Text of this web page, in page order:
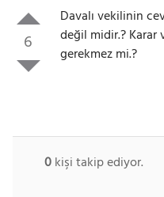
6
Davalı vekilinin
değil midir.?
gerekmez mi.?
0kişi takip ediyor.